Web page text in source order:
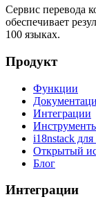
Сервис перевода
обеспечивает
100 языках.
Продукт
Функции
Интеграции
i18nstack
Открытый
Блог
Интеграции